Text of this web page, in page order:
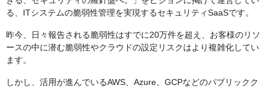
る、ITシステムの脆弱性管理を実現するセキュリティSaaSです。
昨今、日々報告される脆弱性はすでに20万件を超え、お客様のリソ
ースの中に潜む脆弱性やクラウドの設定リスクはより複雑化してい
ます。
しかし、活用が進んでいるAWS、Azure、GCPなどのパブリックク